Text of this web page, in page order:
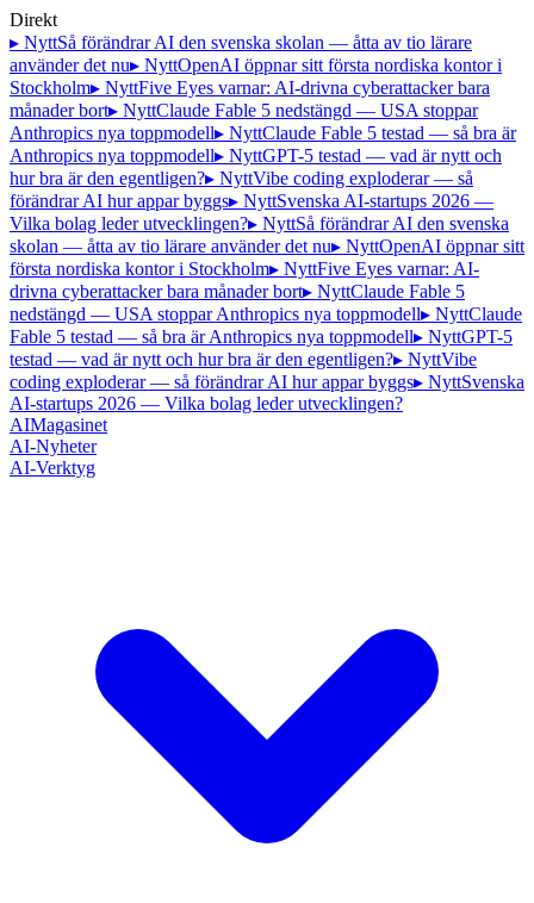
Direkt
▸ NyttSå förändrar AI den svenska skolan — åtta av tio lärare
använder det nu▸ NyttOpenAI öppnar sitt första nordiska kontor i
Stockholm▸ NyttFive Eyes varnar: AI-drivna cyberattacker bara
månader bort▸ NyttClaude Fable 5 nedstängd — USA stoppar
Anthropics nya toppmodell▸ NyttClaude Fable 5 testad — så bra är
Anthropics nya toppmodell▸ NyttGPT-5 testad — vad är nytt och
hur bra är den egentligen?▸ NyttVibe coding exploderar — så
förändrar AI hur appar byggs▸ NyttSvenska AI-startups 2026 —
Vilka bolag leder utvecklingen?▸ NyttSå förändrar AI den svenska
skolan — åtta av tio lärare använder det nu▸ NyttOpenAI öppnar sitt
första nordiska kontor i Stockholm▸ NyttFive Eyes varnar: AI-
drivna cyberattacker bara månader bort▸ NyttClaude Fable 5
nedstängd — USA stoppar Anthropics nya toppmodell▸ NyttClaude
Fable 5 testad — så bra är Anthropics nya toppmodell▸ NyttGPT-5
testad — vad är nytt och hur bra är den egentligen?▸ NyttVibe
coding exploderar — så förändrar AI hur appar byggs▸ NyttSvenska
AI-startups 2026 — Vilka bolag leder utvecklingen?
AIMagasinet
AI-Nyheter
AI-Verktyg